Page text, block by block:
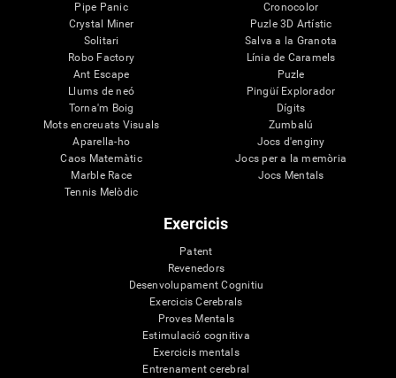
Pipe Panic
Crystal Miner
Solitari
Robo Factory
Ant Escape
Llums de neó
Torna'm Boig
Mots encreuats Visuals
Aparella-ho
Caos Matemàtic
Marble Race
Tennis Melòdic
Cronocolor
Puzle 3D Artístic
Salva a la Granota
Línia de Caramels
Puzle
Pingüí Explorador
Dígits
Zumbalú
Jocs d'enginy
Jocs per a la memòria
Jocs Mentals
Exercicis
Patent
Revenedors
Desenvolupament Cognitiu
Exercicis Cerebrals
Proves Mentals
Estimulació cognitiva
Exercicis mentals
Entrenament cerebral